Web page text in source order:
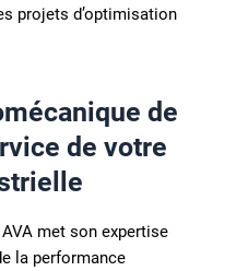
projets d’optimisation
de
de votre
met son expertise
la performance